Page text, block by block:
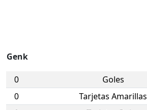
Genk
0 Goles
0
Tarjetas Amarillas